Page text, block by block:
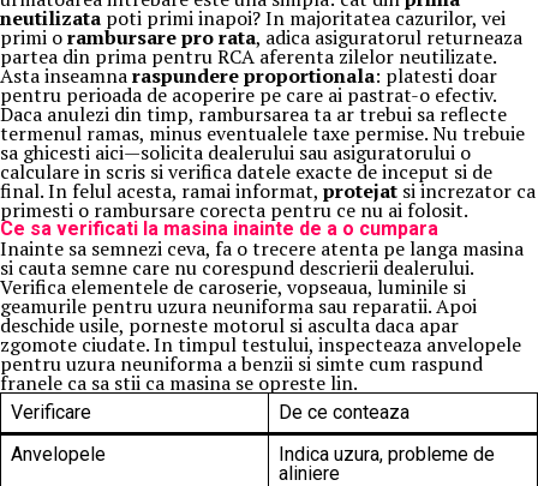
neutilizata poti primi inapoi? In majoritatea cazurilor, vei
primi orambursare pro rata, adica asiguratorul returneaza
partea din prima pentru RCA aferenta zilelor neutilizate.
Asta inseamnaraspundere proportionala: platesti doar
pentru perioada de acoperire pe care ai pastrat-o efectiv.
Daca anulezi din timp, rambursarea ta ar trebui sa reflecte
termenul ramas, minus eventualele taxe permise. Nu trebuie
sa ghicesti aici—solicita dealerului sau asiguratorului o
calculare in scris si verifica datele exacte de inceput si de
final. In felul acesta, ramai informat, protejat si increzator ca
primesti o rambursare corecta pentru ce nu ai folosit.
Ce sa verificati la masina inainte de a o cumpara
Inainte sa semnezi ceva, fa o trecere atenta pe langa masina
si cauta semne care nu corespund descrierii dealerului.
Verifica elementele de caroserie, vopseaua, luminile si
geamurile pentru uzura neuniforma sau reparatii. Apoi
deschide usile, porneste motorul si asculta daca apar
zgomote ciudate. In timpul testului, inspecteaza anvelopele
pentru uzura neuniforma a benzii si simte cum raspund
franele ca sa stii ca masina se opreste lin.
Verificare
De ce conteaza
Anvelopele
Indica uzura, probleme de
aliniere